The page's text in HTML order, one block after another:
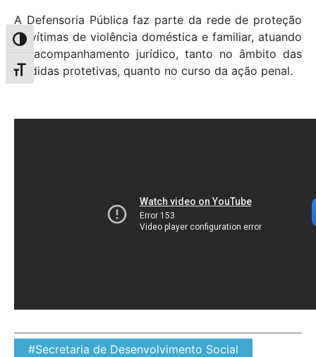
Alternar alto contraste
Alternar tamanho da fonte
A Defensoria Pública faz parte da rede de proteção
às vítimas de violência doméstica e familiar, atuando
no acompanhamento jurídico, tanto no âmbito das
medidas protetivas, quanto no curso da ação penal.
#Secretaria de Desenvolvimento Social